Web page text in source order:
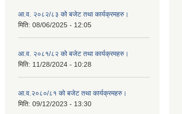
आ.व. २०८२/८३ को बजेट तथा कार्यक्रमहरु।
मिति: 08/06/2025 - 12:05
आ.व. २०८१/८२ को बजेट तथा कार्यक्रमहरु।
मिति: 11/28/2024 - 10:28
आ.व.२०८०/८१ को बजेट तथा कार्यक्रमहरु।
मिति: 09/12/2023 - 13:30